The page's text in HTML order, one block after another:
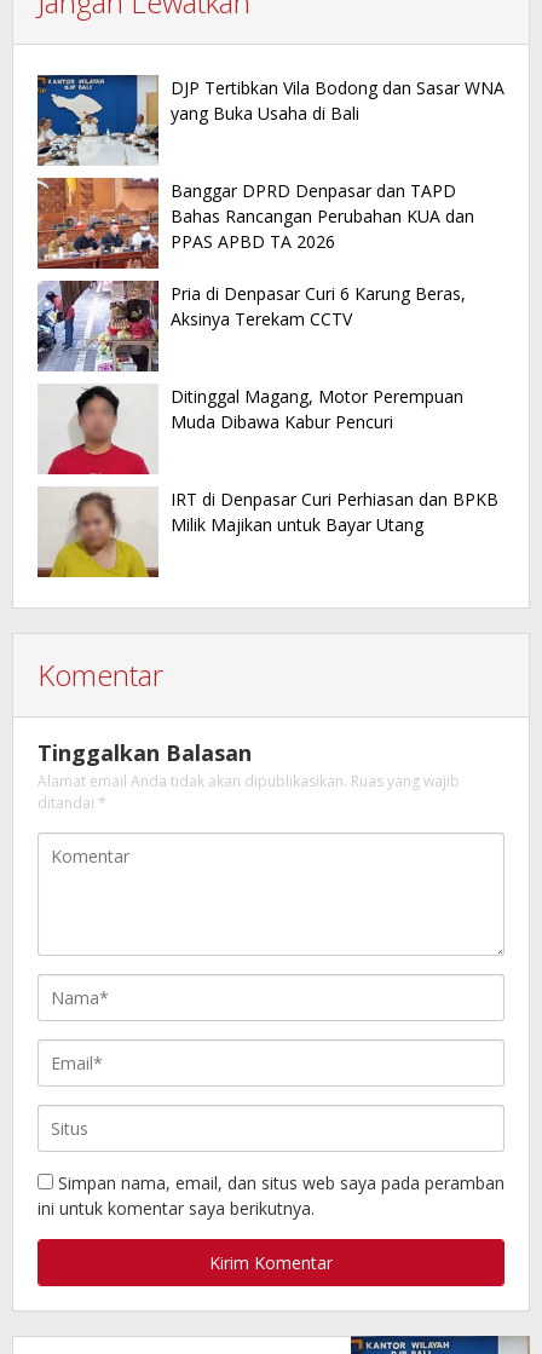
DJP Tertibkan Vila Bodong dan Sasar WNA
yang Buka Usaha di Bali
Banggar DPRD Denpasar dan TAPD
Bahas Rancangan Perubahan KUA dan
PPAS APBD TA 2026
Pria di Denpasar Curi 6 Karung Beras,
Aksinya Terekam CCTV
Ditinggal Magang, Motor Perempuan
Muda Dibawa Kabur Pencuri
IRT di Denpasar Curi Perhiasan dan BPKB
Milik Majikan untuk Bayar Utang
Komentar
Tinggalkan Balasan
Alamat email Anda tidak akan dipublikasikan. Ruas yang wajib
ditandai *
Simpan nama, email, dan situs web saya pada peramban
ini untuk komentar saya berikutnya.